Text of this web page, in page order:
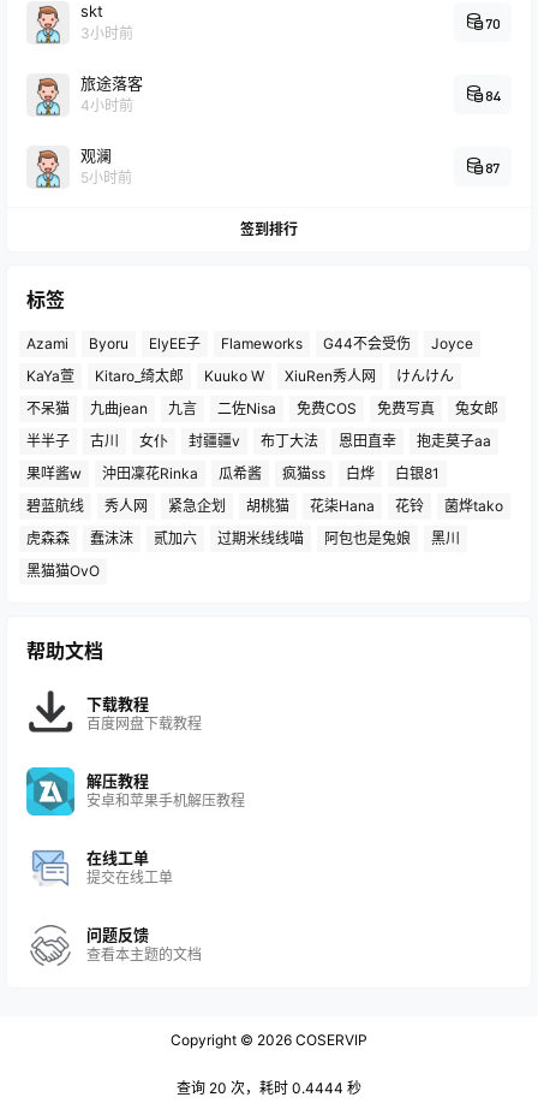
skt
3小时前
70
旅途落客
4小时前
84
观澜
5小时前
87
签到排行
标签
Azami Byoru ElyEE子 Flameworks G44不会受伤
Joyce
KaYa萱
Kitaro_绮太郎 Kuuko W XiuRen秀人网
けんけん
不呆猫
九曲jean 九言 二佐Nisa 免费COS 免费写真
兔女郎
半半子
古川 女仆 封疆疆v 布丁大法 恩田直幸
抱走莫子aa
果咩酱w
沖田凜花Rinka 瓜希酱 疯猫ss 白烨
白银81
碧蓝航线
秀人网 紧急企划 胡桃猫 花柒Hana 花铃
菌烨tako
虎森森
蠢沫沫 贰加六 过期米线线喵 阿包也是兔娘
黑川
黑猫猫OvO
帮助文档
下载教程
百度网盘下载教程
解压教程
安卓和苹果手机解压教程
在线工单
提交在线工单
问题反馈
查看本主题的文档
Copyright © 2026 COSERVIP
查询 20 次，耗时 0.4444 秒